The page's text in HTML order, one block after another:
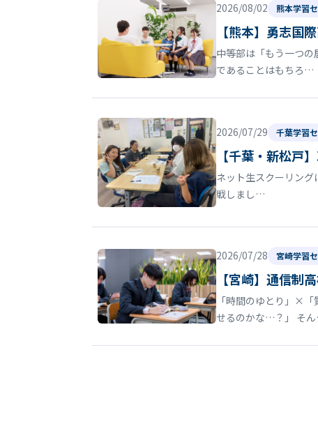
2026/08/02 熊本学習
【熊本】勇志国
中等部は「もう一つ
であることはもちろ…
2026/07/29 千葉学習
【千葉・新松戸
ネット生スクーリング
戦しまし…
2026/07/28 宮崎学習
【宮崎】通信制
「時間のゆとり」×
せるのかな…？」 そ